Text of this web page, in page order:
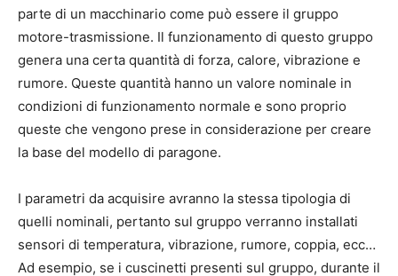
parte di un macchinario come può essere il gruppo
motore-trasmissione. Il funzionamento di questo gruppo
genera una certa quantità di forza, calore, vibrazione e
rumore. Queste quantità hanno un valore nominale in
condizioni di funzionamento normale e sono proprio
queste che vengono prese in considerazione per creare
la base del modello di paragone.
I parametri da acquisire avranno la stessa tipologia di
quelli nominali, pertanto sul gruppo verranno installati
sensori di temperatura, vibrazione, rumore, coppia, ecc…
Ad esempio, se i cuscinetti presenti sul gruppo, durante il